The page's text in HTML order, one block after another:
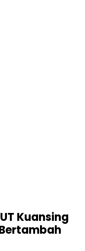
Kuansing